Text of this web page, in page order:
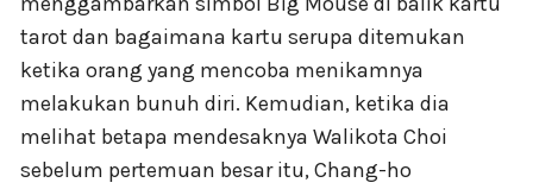
tarot dan bagaimana kartu serupa ditemukan
ketika orang yang mencoba menikamnya
melakukan bunuh diri. Kemudian, ketika dia
melihat betapa mendesaknya Walikota Choi
sebelum pertemuan besar itu, Chang-ho